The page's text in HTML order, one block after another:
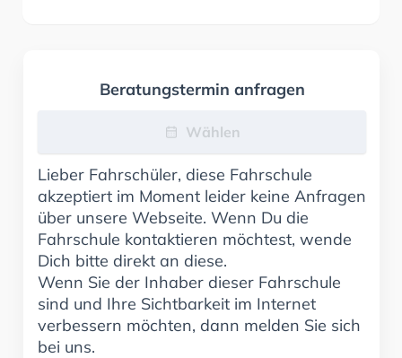
Beratungstermin anfragen
Wählen
Lieber Fahrschüler, diese Fahrschule
akzeptiert im Moment leider keine Anfragen
über unsere Webseite. Wenn Du die
Fahrschule kontaktieren möchtest, wende
Dich bitte direkt an diese.
Wenn Sie der Inhaber dieser Fahrschule
sind und Ihre Sichtbarkeit im Internet
verbessern möchten, dann melden Sie sich
bei uns.